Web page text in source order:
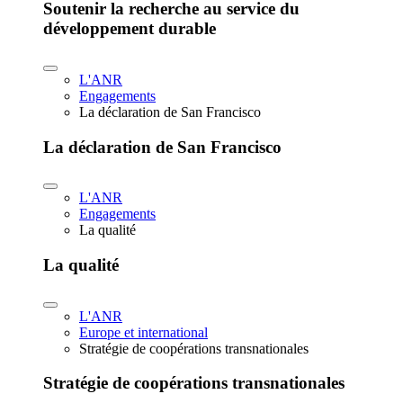
Soutenir la recherche au service du
développement durable
L'ANR
Engagements
La déclaration de San Francisco
La déclaration de San Francisco
L'ANR
Engagements
La qualité
La qualité
L'ANR
Europe et international
Stratégie de coopérations transnationales
Stratégie de coopérations transnationales